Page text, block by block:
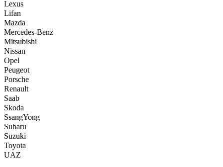
Lexus
Lifan
Mazda
Mercedes-Benz
Mitsubishi
Nissan
Opel
Peugeot
Porsche
Renault
Saab
Skoda
SsangYong
Subaru
Suzuki
Toyota
UAZ